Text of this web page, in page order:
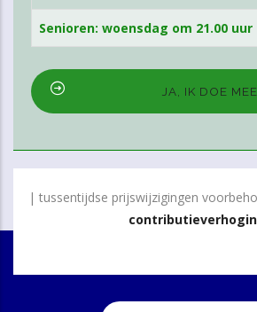
Senioren: woensdag om 21.00 uur
JA, IK DOE MEE
| tussentijdse prijswijzigingen